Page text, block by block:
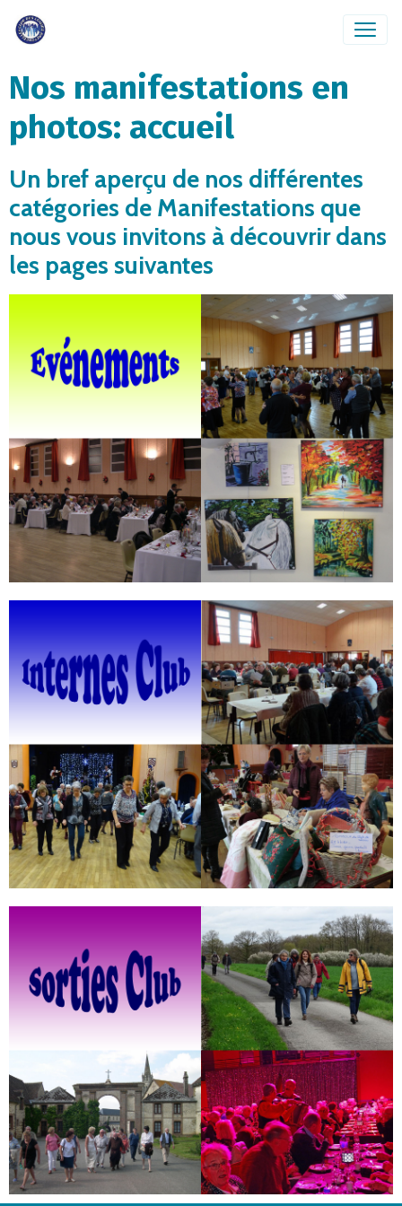
Nos manifestations en
photos: accueil
Un bref aperçu de nos différentes
catégories de Manifestations que
nous vous invitons à découvrir dans
les pages suivantes